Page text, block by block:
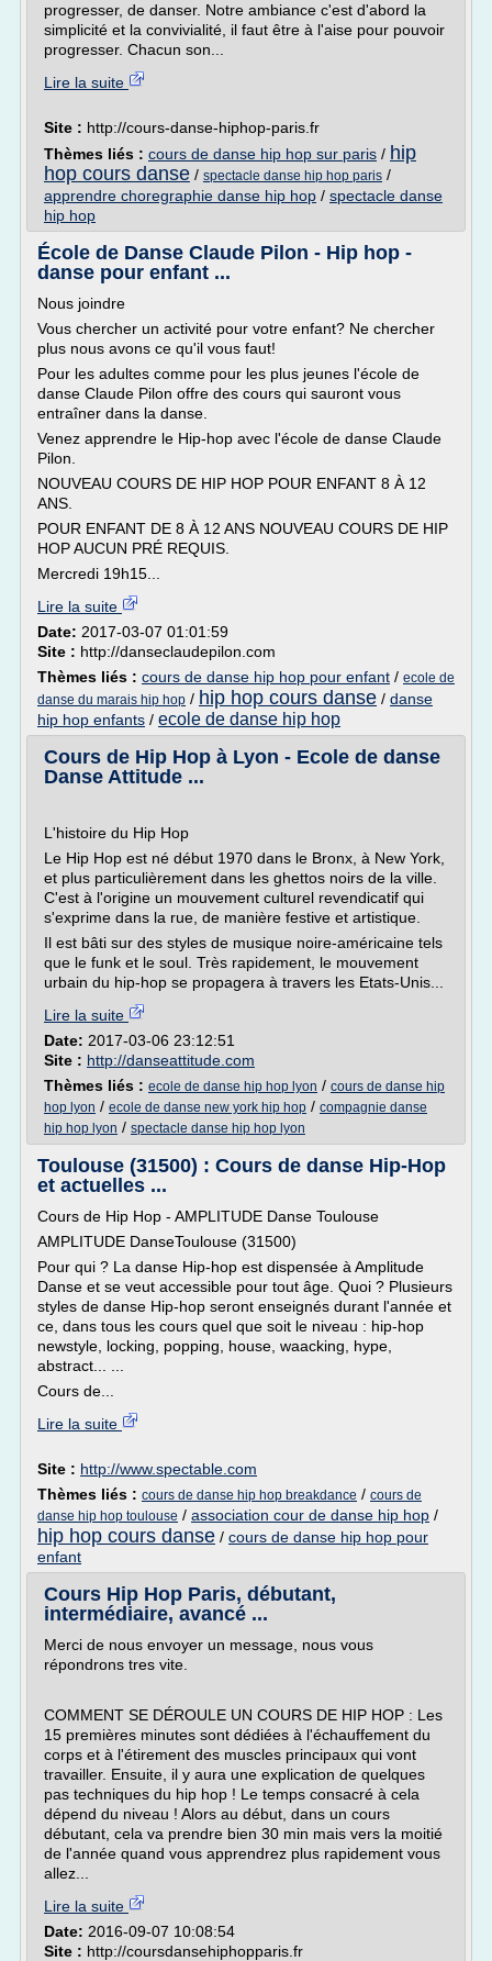
progresser, de danser. Notre ambiance c'est d'abord la
simplicité et la convivialité, il faut être à l'aise pour pouvoir
progresser. Chacun son...
Lire la suite
Site : http://cours-danse-hiphop-paris.fr
Thèmes liés : cours de danse hip hop sur paris / hip
hop cours danse / spectacle danse hip hop paris /
apprendre choregraphie danse hip hop / spectacle danse
hip hop
École de Danse Claude Pilon - Hip hop -
danse pour enfant ...
Nous joindre
Vous chercher un activité pour votre enfant? Ne chercher
plus nous avons ce qu'il vous faut!
Pour les adultes comme pour les plus jeunes l'école de
danse Claude Pilon offre des cours qui sauront vous
entraîner dans la danse.
Venez apprendre le Hip-hop avec l'école de danse Claude
Pilon.
NOUVEAU COURS DE HIP HOP POUR ENFANT 8 À 12
ANS.
POUR ENFANT DE 8 À 12 ANS NOUVEAU COURS DE HIP
HOP AUCUN PRÉ REQUIS.
Mercredi 19h15...
Lire la suite
Date: 2017-03-07 01:01:59
Site : http://danseclaudepilon.com
Thèmes liés : cours de danse hip hop pour enfant / ecole de
danse du marais hip hop / hip hop cours danse / danse
hip hop enfants / ecole de danse hip hop
Cours de Hip Hop à Lyon - Ecole de danse
Danse Attitude ...
L'histoire du Hip Hop
Le Hip Hop est né début 1970 dans le Bronx, à New York,
et plus particulièrement dans les ghettos noirs de la ville.
C'est à l'origine un mouvement culturel revendicatif qui
s'exprime dans la rue, de manière festive et artistique.
Il est bâti sur des styles de musique noire-américaine tels
que le funk et le soul. Très rapidement, le mouvement
urbain du hip-hop se propagera à travers les Etats-Unis...
Lire la suite
Date: 2017-03-06 23:12:51
Site : http://danseattitude.com
Thèmes liés : ecole de danse hip hop lyon / cours de danse hip
hop lyon / ecole de danse new york hip hop / compagnie danse
hip hop lyon / spectacle danse hip hop lyon
Toulouse (31500) : Cours de danse Hip-Hop
et actuelles ...
Cours de Hip Hop - AMPLITUDE Danse Toulouse
AMPLITUDE DanseToulouse (31500)
Pour qui ? La danse Hip-hop est dispensée à Amplitude
Danse et se veut accessible pour tout âge. Quoi ? Plusieurs
styles de danse Hip-hop seront enseignés durant l'année et
ce, dans tous les cours quel que soit le niveau : hip-hop
newstyle, locking, popping, house, waacking, hype,
abstract... ...
Cours de...
Lire la suite
Site : http://www.spectable.com
Thèmes liés : cours de danse hip hop breakdance / cours de
danse hip hop toulouse / association cour de danse hip hop /
hip hop cours danse / cours de danse hip hop pour
enfant
Cours Hip Hop Paris, débutant,
intermédiaire, avancé ...
Merci de nous envoyer un message, nous vous
répondrons tres vite.
COMMENT SE DÉROULE UN COURS DE HIP HOP : Les
15 premières minutes sont dédiées à l'échauffement du
corps et à l'étirement des muscles principaux qui vont
travailler. Ensuite, il y aura une explication de quelques
pas techniques du hip hop ! Le temps consacré à cela
dépend du niveau ! Alors au début, dans un cours
débutant, cela va prendre bien 30 min mais vers la moitié
de l'année quand vous apprendrez plus rapidement vous
allez...
Lire la suite
Date: 2016-09-07 10:08:54
Site : http://coursdansehiphopparis.fr